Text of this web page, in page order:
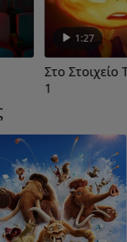
1:27
Στο Στοιχείο
1